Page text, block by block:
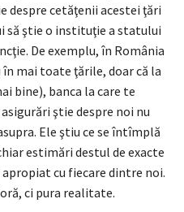
despre cetăţenii acestei ţări
să ştie o instituţie a statului
De exemplu, în România
mai toate ţările, doar că la
bine), banca la care te
ştie despre noi nu
Ele ştiu ce se întîmplă
estimări destul de exacte
cu fiecare dintre noi.
ci pura realitate.